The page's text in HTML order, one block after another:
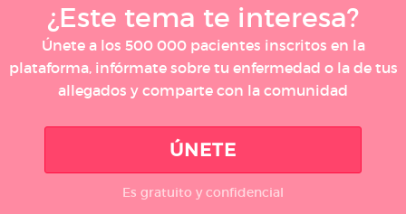
¿Este tema te interesa?
Únete a los 500 000 pacientes inscritos en la
plataforma, infórmate sobre tu enfermedad o la de tus
allegados y comparte con la comunidad
ÚNETE
Es gratuito y confidencial